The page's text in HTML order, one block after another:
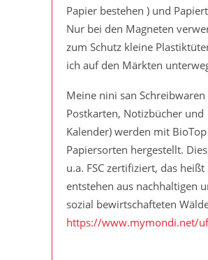
Papier bestehen ) und
Nur bei den Magneten
zum Schutz kleine
ich auf den Märkten
Meine nini san Schreibwaren
Postkarten, Notizbücher und
Kalender) werden mit BioTop
Papiersorten hergestellt.
u.a. FSC zertifiziert, das heißt
entstehen aus nachhaltigen
sozial bewirtschafteten
https://www.mymondi.net/